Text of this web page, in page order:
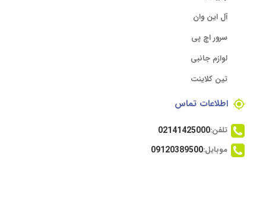
آل این وان
سرور اچ پی
لوازم جانبی
تین کلاینت
اطلاعات تماس
تلفن:02141425000
موبایل:09120389500